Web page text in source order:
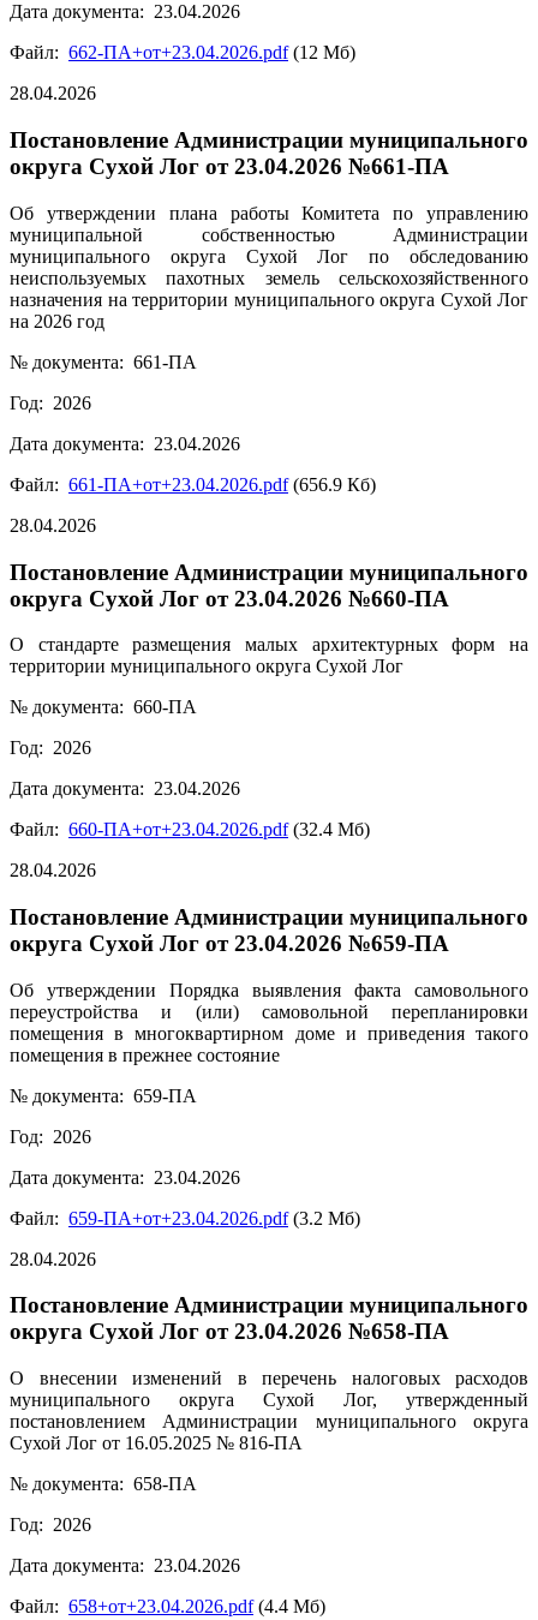
Дата документа: 23.04.2026
Файл: 662-ПА+от+23.04.2026.pdf(12 Мб)
28.04.2026
Постановление Администрации муниципального
округа Сухой Лог от 23.04.2026 №661-ПА
Об утверждении плана работы Комитета по управлению
муниципальной собственностью Администрации
муниципального округа Сухой Лог по обследованию
неиспользуемых пахотных земель сельскохозяйственного
назначения на территории муниципального округа Сухой Лог
на 2026 год
№ документа: 661-ПА
Год: 2026
Дата документа: 23.04.2026
Файл: 661-ПА+от+23.04.2026.pdf(656.9 Кб)
28.04.2026
Постановление Администрации муниципального
округа Сухой Лог от 23.04.2026 №660-ПА
О стандарте размещения малых архитектурных форм на
территории муниципального округа Сухой Лог
№ документа: 660-ПА
Год: 2026
Дата документа: 23.04.2026
Файл: 660-ПА+от+23.04.2026.pdf(32.4 Мб)
28.04.2026
Постановление Администрации муниципального
округа Сухой Лог от 23.04.2026 №659-ПА
Об утверждении Порядка выявления факта самовольного
переустройства и (или) самовольной перепланировки
помещения в многоквартирном доме и приведения такого
помещения в прежнее состояние
№ документа: 659-ПА
Год: 2026
Дата документа: 23.04.2026
Файл: 659-ПА+от+23.04.2026.pdf(3.2 Мб)
28.04.2026
Постановление Администрации муниципального
округа Сухой Лог от 23.04.2026 №658-ПА
О внесении изменений в перечень налоговых расходов
муниципального округа Сухой Лог, утвержденный
постановлением Администрации муниципального округа
Сухой Лог от 16.05.2025 № 816-ПА
№ документа: 658-ПА
Год: 2026
Дата документа: 23.04.2026
Файл: 658+от+23.04.2026.pdf(4.4 Мб)